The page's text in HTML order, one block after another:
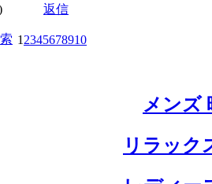
返信
1 2345678910
メンズ
リラック